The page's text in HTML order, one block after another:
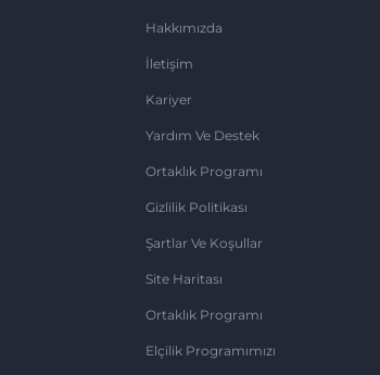
Hakkımızda
İletişim
Kariyer
Yardım Ve Destek
Ortaklık Programı
Gizlilik Politikası
Şartlar Ve Koşullar
Site Haritası
Ortaklık Programı
Elçilik Programımızı